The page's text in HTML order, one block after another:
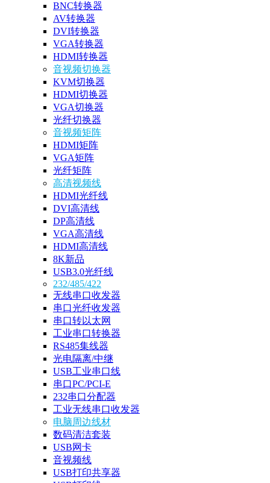
BNC转换器
AV转换器
DVI转换器
VGA转换器
HDMI转换器
音视频切换器
KVM切换器
HDMI切换器
VGA切换器
光纤切换器
音视频矩阵
HDMI矩阵
VGA矩阵
光纤矩阵
高清视频线
HDMI光纤线
DVI高清线
DP高清线
VGA高清线
HDMI高清线
8K新品
USB3.0光纤线
232/485/422
无线串口收发器
串口光纤收发器
串口转以太网
工业串口转换器
RS485集线器
光电隔离/中继
USB工业串口线
串口PC/PCI-E
232串口分配器
工业无线串口收发器
电脑周边线材
数码清洁套装
USB网卡
音视频线
USB打印共享器